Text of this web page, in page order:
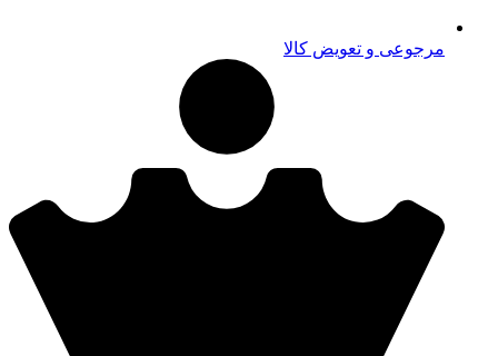
مرجوعی و تعویض کالا